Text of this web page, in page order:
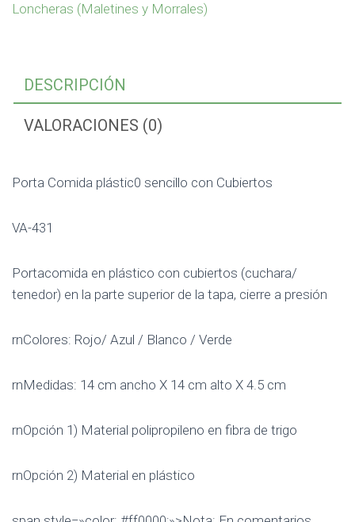
Loncheras (Maletines y Morrales)
DESCRIPCIÓN
VALORACIONES (0)
Porta Comida plástic0 sencillo con Cubiertos
VA-431
Portacomida en plástico con cubiertos (cuchara/
tenedor) en la parte superior de la tapa, cierre a presión
rnColores: Rojo/ Azul / Blanco / Verde
rnMedidas: 14 cm ancho X 14 cm alto X 4.5 cm
rnOpción 1) Material polipropileno en fibra de trigo
rnOpción 2) Material en plástico